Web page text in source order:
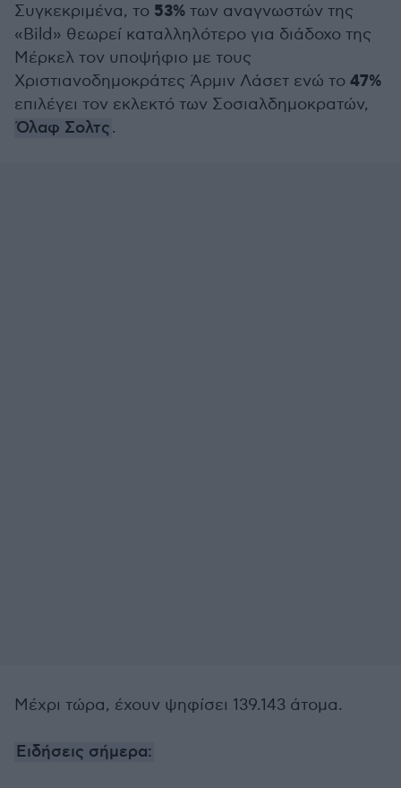
Συγκεκριμένα, το 53% των αναγνωστών της
«Bild» θεωρεί καταλληλότερο για διάδοχο της
Μέρκελ τον υποψήφιο με τους
Χριστιανοδημοκράτες Άρμιν Λάσετ ενώ το 47%
επιλέγει τον εκλεκτό των Σοσιαλδημοκρατών,
Όλαφ Σολτς.
Μέχρι τώρα, έχουν ψηφίσει 139.143 άτομα.
Ειδήσεις σήμερα: